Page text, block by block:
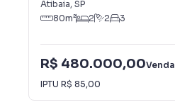
Atibaia, SP
80m² 2 2 3
R$ 480.000,00Venda
IPTU R$ 85,00